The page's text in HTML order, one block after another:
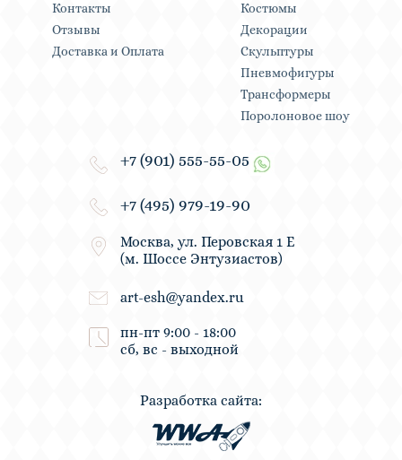
Контакты
Отзывы
Доставка и Оплата
Костюмы
Декорации
Скульптуры
Пневмофигуры
Трансформеры
Поролоновое шоу
+7 (901) 555-55-05
+7 (495) 979-19-90
Москва, ул. Перовская 1 Е
(м. Шоссе Энтузиастов)
art-esh@yandex.ru
пн-пт 9:00 - 18:00
сб, вс - выходной
Разработка сайта: